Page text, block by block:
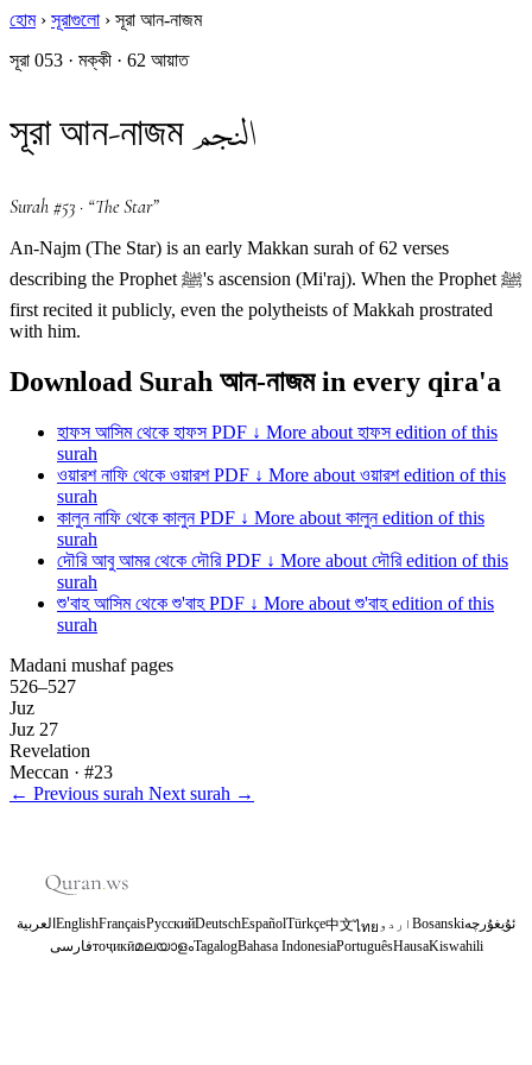
হোম › সূরাগুলো › সূরা আন-নাজম
সূরা 053 · মক্কী · 62 আয়াত
সূরা আন-নাজমالنجم
Surah #53 · “The Star”
An-Najm (The Star) is an early Makkan surah of 62 verses
describing the Prophet ﷺ's ascension (Mi'raj). When the Prophet ﷺ
first recited it publicly, even the polytheists of Makkah prostrated
with him.
Download Surah আন-নাজম in every qira'a
হাফস আসিম থেকে হাফস PDF ↓ More about হাফস edition of this
surah
ওয়ারশ নাফি থেকে ওয়ারশ PDF ↓ More about ওয়ারশ edition of this
surah
কালুন নাফি থেকে কালুন PDF ↓ More about কালুন edition of this
surah
দৌরি আবু আমর থেকে দৌরি PDF ↓ More about দৌরি edition of this
surah
শু'বাহ আসিম থেকে শু'বাহ PDF ↓ More about শু'বাহ edition of this
surah
Madani mushaf pages
526–527
Juz
Juz 27
Revelation
Meccan · #23
← Previous surah Next surah →
العربيةEnglishFrançaisРусскийDeutschEspañolTürkçe中文ไทย اردو Bosanskiئۇيغۇرچە
فارسیтоҷикӣമലയാളംTagalogBahasa IndonesiaPortuguêsHausaKiswahili